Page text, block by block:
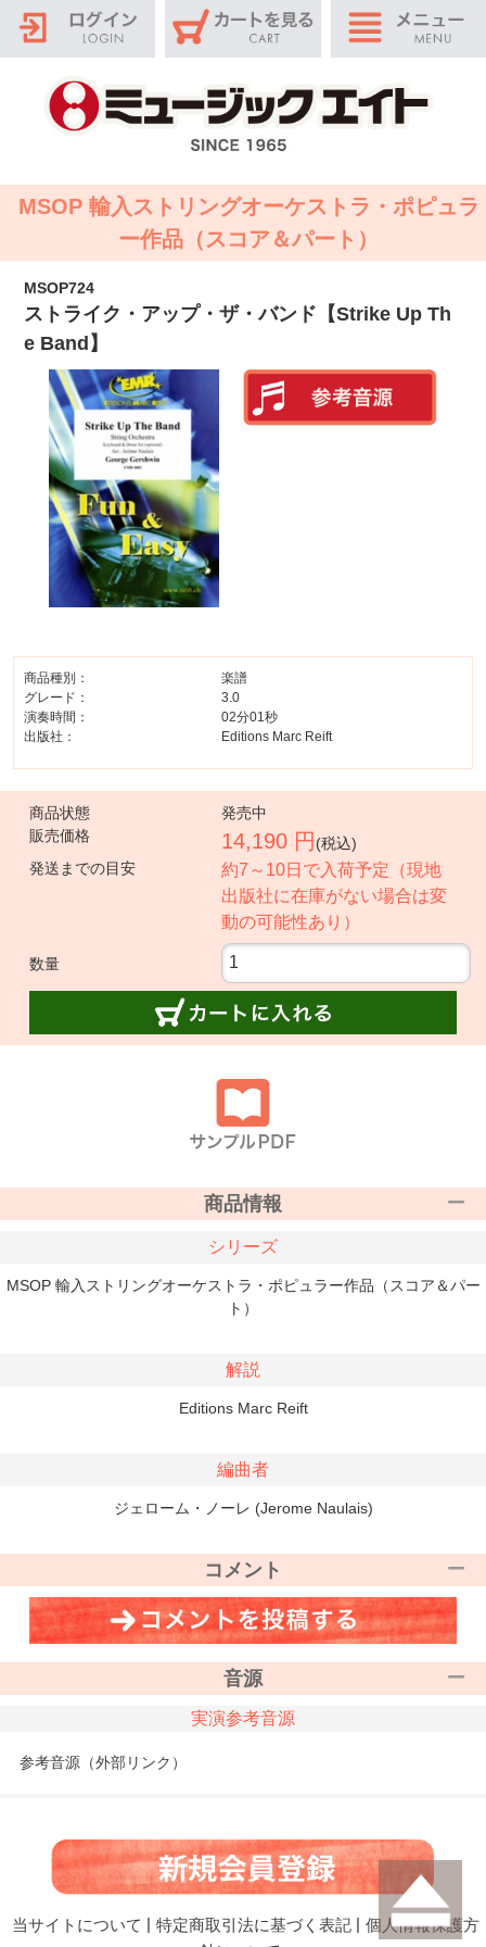
MSOP 輸入ストリングオーケストラ・ポピュラ
ー作品（スコア＆パート）
MSOP724
ストライク・アップ・ザ・バンド【Strike Up Th
e Band】
商品種別：
楽譜
グレード：
3.0
演奏時間：
02分01秒
出版社：
Editions Marc Reift
商品状態
発売中
販売価格
14,190 円 (税込)
発送までの目安
約7～10日で入荷予定（現地
出版社に在庫がない場合は変
動の可能性あり）
数量
商品情報
シリーズ
MSOP 輸入ストリングオーケストラ・ポピュラー作品（スコア＆パー
ト）
解説
Editions Marc Reift
編曲者
ジェローム・ノーレ (Jerome Naulais)
コメント
音源
実演参考音源
参考音源（外部リンク）
当サイトについて | 特定商取引法に基づく表記 | 個人情報保護方